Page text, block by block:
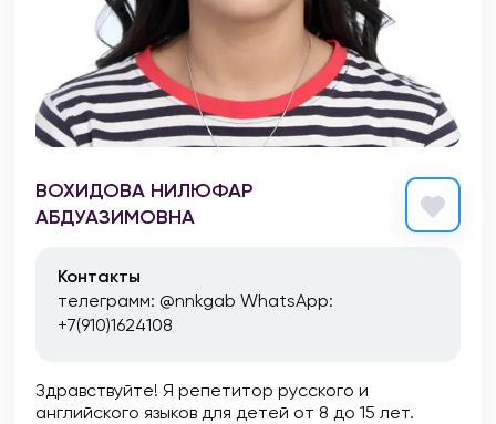
ВОХИДОВА НИЛЮФАР
АБДУАЗИМОВНА
Контакты
телеграмм: @nnkgab WhatsApp:
+7(910)1624108
Здравствуйте! Я репетитор русского и
английского языков для детей от 8 до 15 лет.